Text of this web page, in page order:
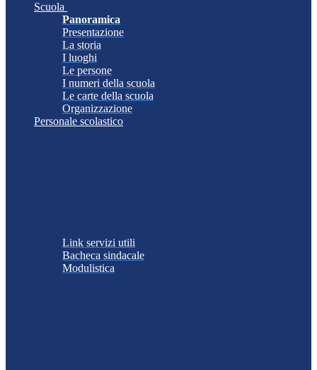
Scuola
Panoramica
Presentazione
La storia
I luoghi
Le persone
I numeri della scuola
Le carte della scuola
Organizzazione
Personale scolastico
Link servizi utili
Bacheca sindacale
Modulistica